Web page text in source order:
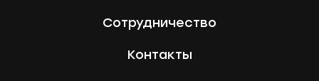
Сотрудничество
Контакты